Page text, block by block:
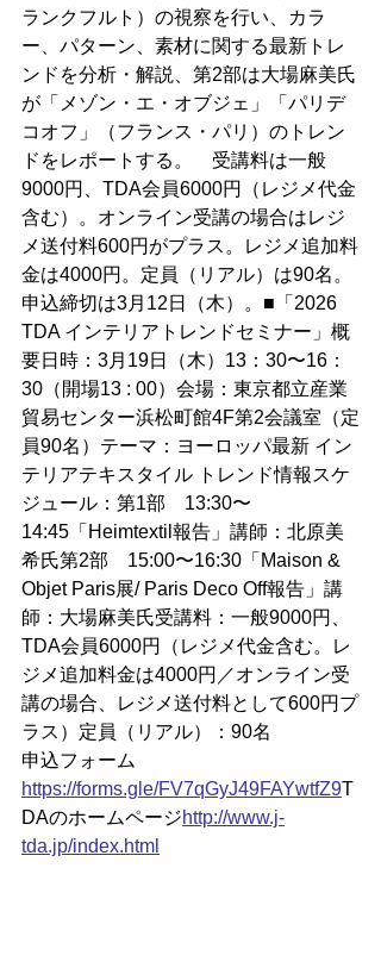
ランクフルト）の視察を行い、カラ
ー、パターン、素材に関する最新トレ
ンドを分析・解説、第2部は大場麻美氏
が「メゾン・エ・オブジェ」「パリデ
コオフ」（フランス・パリ）のトレン
ドをレポートする。　受講料は一般
9000円、TDA会員6000円（レジメ代金
含む）。オンライン受講の場合はレジ
メ送付料600円がプラス。レジメ追加料
金は4000円。定員（リアル）は90名。
申込締切は3月12日（木）。■「2026
TDA インテリアトレンドセミナー」概
要日時：3月19日（木）13：30〜16：
30（開場13 : 00）会場：東京都立産業
貿易センター浜松町館4F第2会議室（定
員90名）テーマ：ヨーロッパ最新 イン
テリアテキスタイル トレンド情報スケ
ジュール：第1部　13:30〜
14:45「Heimtextil報告」講師：北原美
希氏第2部　15:00〜16:30「Maison &
Objet Paris展/ Paris Deco Off報告」講
師：大場麻美氏受講料：一般9000円、
TDA会員6000円（レジメ代金含む。レ
ジメ追加料金は4000円／オンライン受
講の場合、レジメ送付料として600円プ
ラス）定員（リアル）：90名
申込フォーム
https://forms.gle/FV7qGyJ49FAYwtfZ9T
DAのホームページhttp://www.j-
tda.jp/index.html